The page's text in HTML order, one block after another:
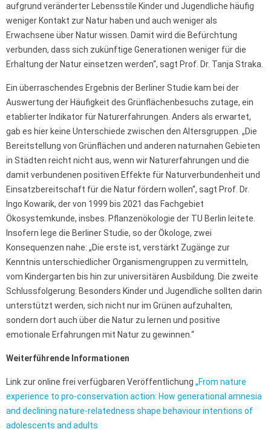
aufgrund veränderter Lebensstile Kinder und Jugendliche häufig
weniger Kontakt zur Natur haben und auch weniger als
Erwachsene über Natur wissen. Damit wird die Befürchtung
verbunden, dass sich zukünftige Generationen weniger für die
Erhaltung der Natur einsetzen werden“, sagt Prof. Dr. Tanja Straka.
Ein überraschendes Ergebnis der Berliner Studie kam bei der
Auswertung der Häufigkeit des Grünflächenbesuchs zutage, ein
etablierter Indikator für Naturerfahrungen. Anders als erwartet,
gab es hier keine Unterschiede zwischen den Altersgruppen. „Die
Bereitstellung von Grünflächen und anderen naturnahen Gebieten
in Städten reicht nicht aus, wenn wir Naturerfahrungen und die
damit verbundenen positiven Effekte für Naturverbundenheit und
Einsatzbereitschaft für die Natur fördern wollen“, sagt Prof. Dr.
Ingo Kowarik, der von 1999 bis 2021 das Fachgebiet
Ökosystemkunde, insbes. Pflanzenökologie der TU Berlin leitete.
Insofern lege die Berliner Studie, so der Ökologe, zwei
Konsequenzen nahe: „Die erste ist, verstärkt Zugänge zur
Kenntnis unterschiedlicher Organismengruppen zu vermitteln,
vom Kindergarten bis hin zur universitären Ausbildung. Die zweite
Schlussfolgerung: Besonders Kinder und Jugendliche sollten darin
unterstützt werden, sich nicht nur im Grünen aufzuhalten,
sondern dort auch über die Natur zu lernen und positive
emotionale Erfahrungen mit Natur zu gewinnen.“
Weiterführende Informationen
Link zur online frei verfügbaren Veröffentlichung „From nature
experience to pro-conservation action: How generational amnesia
and declining nature-relatedness shape behaviour intentions of
adolescents and adults